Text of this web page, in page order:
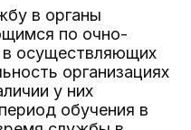
в органы
по очно-
в осуществляющих
организациях
у них
обучения в